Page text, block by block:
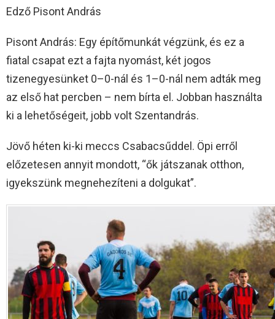
Edző Pisont András
Pisont András: Egy építőmunkát végzünk, és ez a
fiatal csapat ezt a fajta nyomást, két jogos
tizenegyesünket 0–0-nál és 1–0-nál nem adták meg
az első hat percben – nem bírta el. Jobban használta
ki a lehetőségeit, jobb volt Szentandrás.
Jövő héten ki-ki meccs Csabacsűddel. Öpi erről
előzetesen annyit mondott, “ők játszanak otthon,
igyekszünk megnehezíteni a dolgukat”.